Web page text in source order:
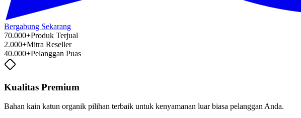
Bergabung Sekarang
70.000+Produk Terjual
2.000+Mitra Reseller
40.000+Pelanggan Puas
Kualitas Premium
Bahan kain katun organik pilihan terbaik untuk kenyamanan luar biasa pelanggan Anda.